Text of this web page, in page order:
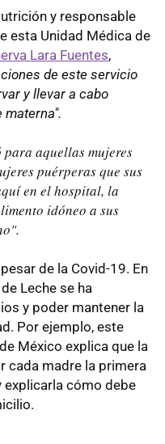
y responsable
esta Unidad Médica de
Lara Fuentes,
de este servicio
y llevar a cabo
materna".
para aquellas mujeres
puérperas que sus
en el hospital, la
idóneo a sus
de la Covid-19. En
Leche se ha
y poder mantener la
Por ejemplo, este
México explica que la
cada madre la primera
explicarla cómo debe